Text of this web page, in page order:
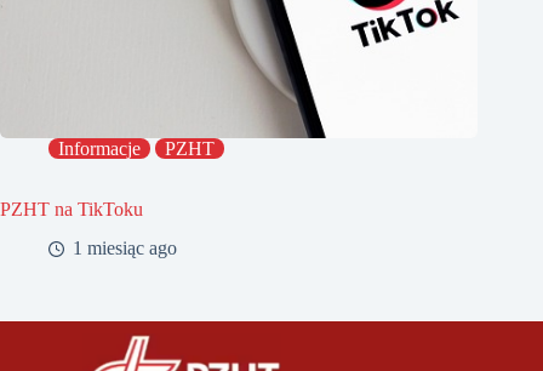
Informacje PZHT
PZHT na TikToku
1 miesiąc ago